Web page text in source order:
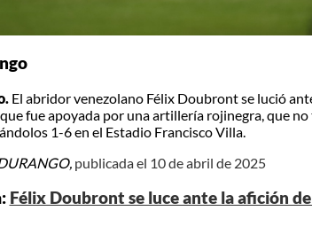
El abridor venezolano Félix Doubront se lució
fue apoyada por una artillería rojinegra, que
1-6 en el Estadio Francisco Villa.
publicada el 10 de abril de 2025
Félix Doubront se luce ante la afición